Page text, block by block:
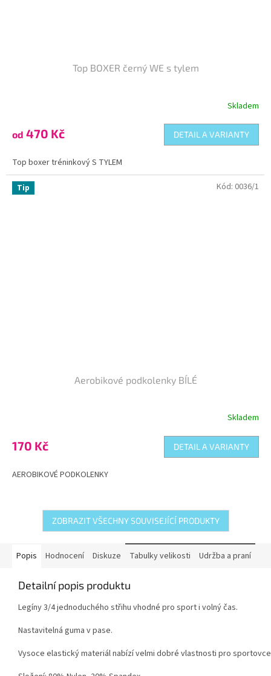
Top BOXER černý WE s tylem
Skladem
od 470 Kč DETAIL A VARIANTY
Top boxer tréninkový S TYLEM
Tip
Aerobikové podkolenky BÍLÉ
produktu
je
z
Skladem
170 Kč DETAIL A VARIANTY
AEROBIKOVÉ PODKOLENKY
Kód: 0036/1
ZOBRAZIT VŠECHNY SOUVISEJÍCÍ PRODUKTY
Popis Hodnocení Diskuze Tabulky velikosti Udržba a praní
Detailní popis produktu
Legíny 3/4 jednoduchého střihu vhodné pro sport i volný čas.
Nastavitelná guma v pase.
Vysoce elastický materiál nabízí velmi dobré vlastnosti pro